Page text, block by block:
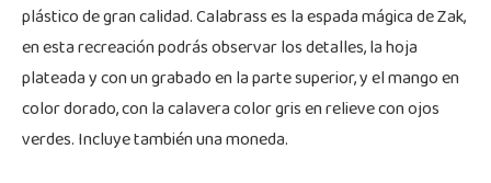
plástico de gran calidad. Calabrass es la espada mágica de Zak,
en esta recreación podrás observar los detalles, la hoja
plateada y con un grabado en la parte superior, y el mango en
color dorado, con la calavera color gris en relieve con ojos
verdes. Incluye también una moneda.